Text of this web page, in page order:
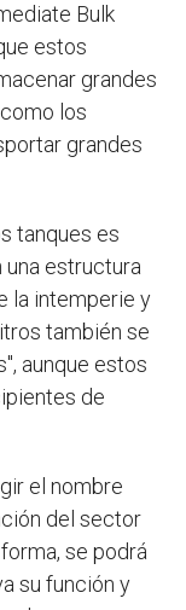
Bulk
estos
grandes
los
grandes
tanques es
una estructura
la intemperie y
también se
aunque estos
de
el nombre
del sector
se podrá
su función y